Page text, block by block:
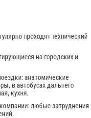
проходят технический
на городских и
анатомические
в автобусах дальнего
кухня.
любые затруднения